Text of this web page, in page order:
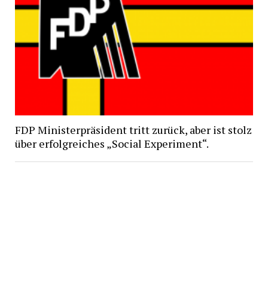
FDP Ministerpräsident tritt zurück, aber ist stolz
über erfolgreiches „Social Experiment“.